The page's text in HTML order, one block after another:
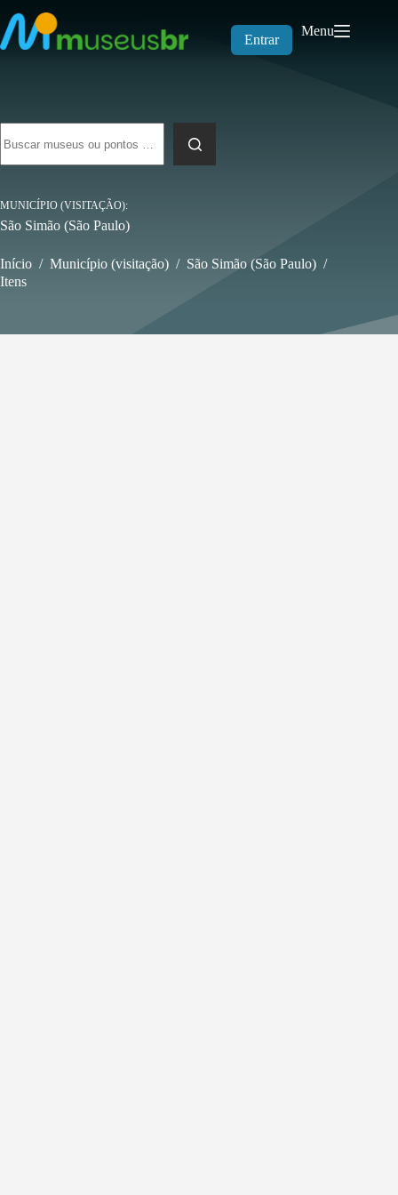
para
o
conteúdo
Entrar
Menu
resultados
MUNICÍPIO (VISITAÇÃO)
São Simão (São Paulo)
Início / Município (visitação) / São Simão (São Paulo) /
Itens